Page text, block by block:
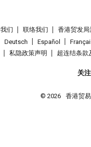
们 联络我们 香港贸发
Deutsch Español
私隐政策声明 超连结条款
关
© 2026 香港贸